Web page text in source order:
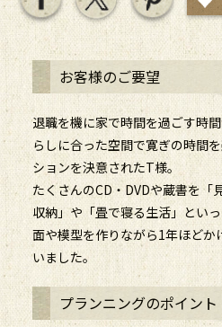
お客様のご要望
退職を機に家で時間を過ごす時
らしに合った空間で寛ぎの時間
ションを決意されたT様。
たくさんのCD・DVDや蔵書を「
収納」や「畳で寝る生活」とい
面や模型を作りながら1年ほどか
いました。
プランニングのポイント